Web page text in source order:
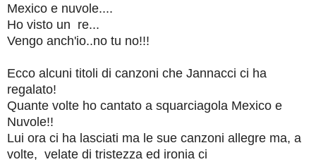
Mexico e nuvole....
Ho visto un re...
Vengo anch'io..no tu no!!!
Ecco alcuni titoli di canzoni che Jannacci ci ha
regalato!
Quante volte ho cantato a squarciagola Mexico e
Nuvole!!
Lui ora ci ha lasciati ma le sue canzoni allegre ma, a
volte, velate di tristezza ed ironia ci